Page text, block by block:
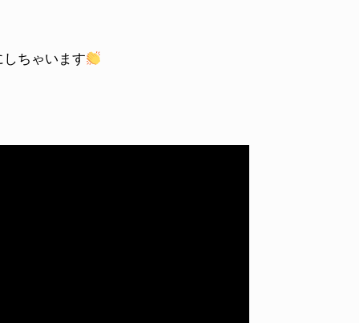
ちゃいます